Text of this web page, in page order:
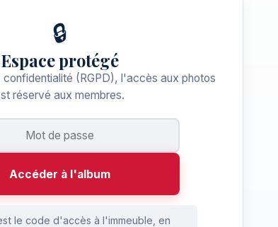
🔒
Espace protégé
confidentialité (RGPD), l'accès aux photos
réservé aux membres.
Accéder à l'album
le code d'accès à l'immeuble, en